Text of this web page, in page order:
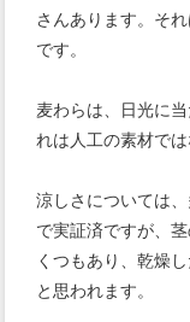
さんあります。そ
です。
麦わらは、日光に
れは人工の素材で
涼しさについては
で実証済ですが、
くつもあり、乾燥
と思われます。